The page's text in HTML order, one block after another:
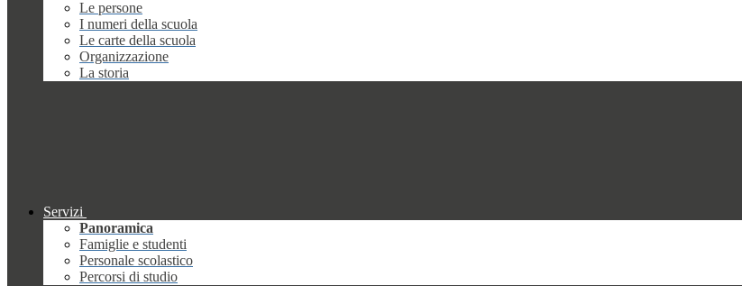
Le persone
I numeri della scuola
Le carte della scuola
Organizzazione
La storia
Servizi
Panoramica
Famiglie e studenti
Personale scolastico
Percorsi di studio